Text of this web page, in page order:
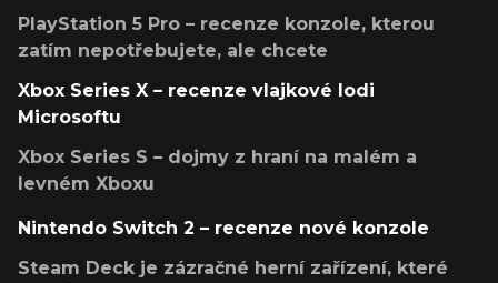
PlayStation 5 Pro – recenze konzole, kterou
zatím nepotřebujete, ale chcete
Xbox Series X – recenze vlajkové lodi
Microsoftu
Xbox Series S – dojmy z hraní na malém a
levném Xboxu
Nintendo Switch 2 – recenze nové konzole
Steam Deck je zázračné herní zařízení, které